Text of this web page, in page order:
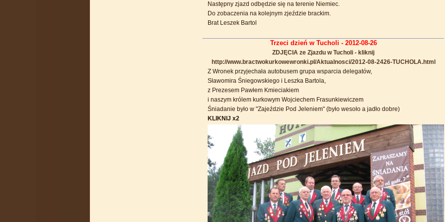
Następny zjazd odbędzie się na terenie Niemiec.
Do zobaczenia na kolejnym zjeździe brackim.
Brat Leszek Bartol
Trzeci dzień w Tucholi - 2012-08-26
ZDJĘCIA ze Zjazdu w Tucholi - kliknij
http://www.bractwokurkowewronki.pl/Aktualnosci/2012-08-2426-TUCHOLA.html
Z Wronek przyjechała autobusem grupa wsparcia delegatów,
Sławomira Śniegowskiego i Leszka Bartola,
z Prezesem Pawłem Kmieciakiem
i naszym królem kurkowym Wojciechem Frasunkiewiczem
Śniadanie było w "Zajeździe Pod Jeleniem" (było wesoło a jadło dobre)
KLIKNIJ x2